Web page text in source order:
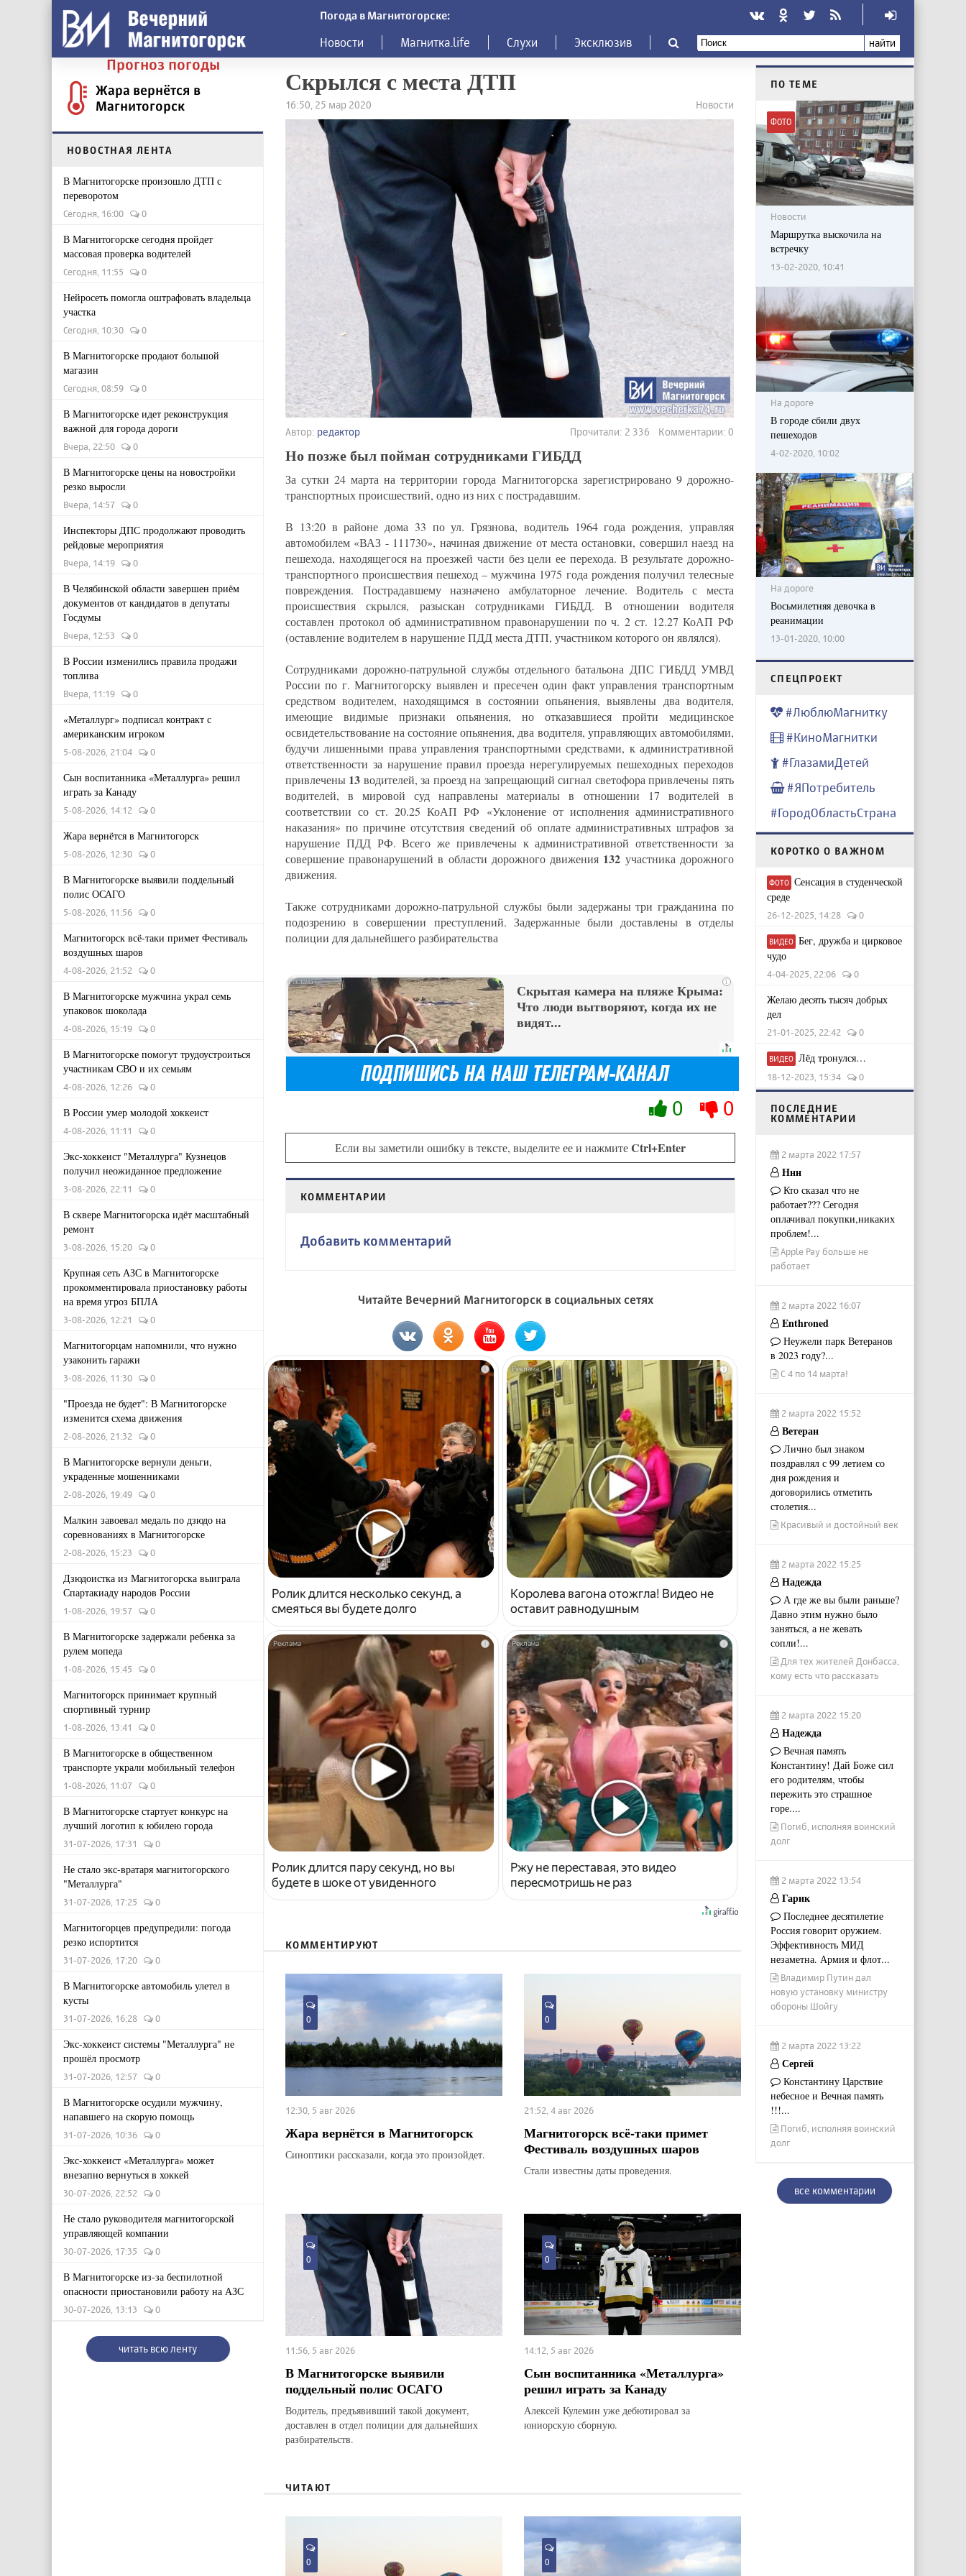
Погода в Магнитогорске:
Новости Магнитка.life Слухи Эксклюзив найти
Прогноз погоды
Жара вернётся в
Магнитогорск
НОВОСТНАЯ ЛЕНТА
В Магнитогорске произошло ДТП с
переворотом
Сегодня, 16:00 0
В Магнитогорске сегодня пройдет
массовая проверка водителей
Сегодня, 11:55 0
Нейросеть помогла оштрафовать владельца
участка
Сегодня, 10:30 0
В Магнитогорске продают большой
магазин
Сегодня, 08:59 0
В Магнитогорске идет реконструкция
важной для города дороги
Вчера, 22:50 0
В Магнитогорске цены на новостройки
резко выросли
Вчера, 14:57 0
Инспекторы ДПС продолжают проводить
рейдовые мероприятия
Вчера, 14:19 0
В Челябинской области завершен приём
документов от кандидатов в депутаты
Госдумы
Вчера, 12:53 0
В России изменились правила продажи
топлива
Вчера, 11:19 0
«Металлург» подписал контракт с
американским игроком
5-08-2026, 21:04 0
Сын воспитанника «Металлурга» решил
играть за Канаду
5-08-2026, 14:12 0
Жара вернётся в Магнитогорск
5-08-2026, 12:30 0
В Магнитогорске выявили поддельный
полис ОСАГО
5-08-2026, 11:56 0
Магнитогорск всё-таки примет Фестиваль
воздушных шаров
4-08-2026, 21:52 0
В Магнитогорске мужчина украл семь
упаковок шоколада
4-08-2026, 15:19 0
В Магнитогорске помогут трудоустроиться
участникам СВО и их семьям
4-08-2026, 12:26 0
В России умер молодой хоккеист
4-08-2026, 11:11 0
Экс-хоккеист "Металлурга" Кузнецов
получил неожиданное предложение
3-08-2026, 22:11 0
В сквере Магнитогорска идёт масштабный
ремонт
3-08-2026, 15:20 0
Крупная сеть АЗС в Магнитогорске
прокомментировала приостановку работы
на время угроз БПЛА
3-08-2026, 12:21 0
Магнитогорцам напомнили, что нужно
узаконить гаражи
3-08-2026, 11:30 0
"Проезда не будет": В Магнитогорске
изменится схема движения
2-08-2026, 21:32 0
В Магнитогорске вернули деньги,
украденные мошенниками
2-08-2026, 19:49 0
Малкин завоевал медаль по дзюдо на
соревнованиях в Магнитогорске
2-08-2026, 15:23 0
Дзюдоистка из Магнитогорска выиграла
Спартакиаду народов России
1-08-2026, 19:57 0
В Магнитогорске задержали ребенка за
рулем мопеда
1-08-2026, 15:45 0
Магнитогорск принимает крупный
спортивный турнир
1-08-2026, 13:41 0
В Магнитогорске в общественном
транспорте украли мобильный телефон
1-08-2026, 11:07 0
В Магнитогорске стартует конкурс на
лучший логотип к юбилею города
31-07-2026, 17:31 0
Не стало экс-вратаря магнитогорского
"Металлурга"
31-07-2026, 17:25 0
Магнитогорцев предупредили: погода
резко испортится
31-07-2026, 17:20 0
В Магнитогорске автомобиль улетел в
кусты
31-07-2026, 16:28 0
Экс-хоккеист системы "Металлурга" не
прошёл просмотр
31-07-2026, 12:57 0
В Магнитогорске осудили мужчину,
напавшего на скорую помощь
31-07-2026, 10:36 0
Экс-хоккеист «Металлурга» может
внезапно вернуться в хоккей
30-07-2026, 22:52 0
Не стало руководителя магнитогорской
управляющей компании
30-07-2026, 17:35 0
В Магнитогорске из-за беспилотной
опасности приостановили работу на АЗС
30-07-2026, 13:13 0
читать всю ленту
Скрылся с места ДТП
16:50, 25 мар 2020 Новости
Автор: редактор Прочитали: 2 336 Комментарии: 0
Но позже был пойман сотрудниками ГИБДД
За сутки 24 марта на территории города Магнитогорска зарегистрировано 9 дорожно-
транспортных происшествий, одно из них с пострадавшим.
В 13:20 в районе дома 33 по ул. Грязнова, водитель 1964 года рождения, управляя
автомобилем «ВАЗ - 111730», начиная движение от места остановки, совершил наезд на
пешехода, находящегося на проезжей части без цели ее перехода. В результате дорожно-
транспортного происшествия пешеход – мужчина 1975 года рождения получил телесные
повреждения. Пострадавшему назначено амбулаторное лечение. Водитель с места
происшествия скрылся, разыскан сотрудниками ГИБДД. В отношении водителя
составлен протокол об административном правонарушении по ч. 2 ст. 12.27 КоАП РФ
(оставление водителем в нарушение ПДД места ДТП, участником которого он являлся).
Сотрудниками дорожно-патрульной службы отдельного батальона ДПС ГИБДД УМВД
России по г. Магнитогорску выявлен и пресечен один факт управления транспортным
средством водителем, находящимся в состоянии опьянения, выявлены два водителя,
имеющие видимые признаки опьянения, но отказавшиеся пройти медицинское
освидетельствование на состояние опьянения, два водителя, управляющих автомобилями,
будучи лишенными права управления транспортными средствами, к административной
ответственности за нарушение правил проезда нерегулируемых пешеходных переходов
привлечены 13 водителей, за проезд на запрещающий сигнал светофора привлечены пять
водителей, в мировой суд направлены материалы в отношении 17 водителей в
соответствии со ст. 20.25 КоАП РФ «Уклонение от исполнения административного
наказания» по причине отсутствия сведений об оплате административных штрафов за
нарушение ПДД РФ. Всего же привлечены к административной ответственности за
совершение правонарушений в области дорожного движения 132 участника дорожного
движения.
Также сотрудниками дорожно-патрульной службы были задержаны три гражданина по
подозрению в совершении преступлений. Задержанные были доставлены в отделы
полиции для дальнейшего разбирательства
i
Скрытая камера на пляже Крыма:
Что люди вытворяют, когда их не
видят...
0 0
Если вы заметили ошибку в тексте, выделите ее и нажмитеCtrl+Enter
КОММЕНТАРИИ
Добавить комментарий
Читайте Вечерний Магнитогорск в социальных сетях
i
Ролик длится несколько секунд, а
смеяться вы будете долго
i
Королева вагона отожгла! Видео не
оставит равнодушным
i
Ролик длится пару секунд, но вы
будете в шоке от увиденного
i
Ржу не переставая, это видео
пересмотришь не раз
КОММЕНТИРУЮТ
0
12:30, 5 авг 2026
Жара вернётся в Магнитогорск
Синоптики рассказали, когда это произойдет.
0
21:52, 4 авг 2026
Магнитогорск всё-таки примет
Фестиваль воздушных шаров
Стали известны даты проведения.
0
11:56, 5 авг 2026
В Магнитогорске выявили
поддельный полис ОСАГО
Водитель, предъявивший такой документ,
доставлен в отдел полиции для дальнейших
разбирательств.
0
14:12, 5 авг 2026
Сын воспитанника «Металлурга»
решил играть за Канаду
Алексей Кулемин уже дебютировал за
юниорскую сборную.
ЧИТАЮТ
0 0
ПО ТЕМЕ
ФОТО
Новости
Маршрутка выскочила на
встречку
13-02-2020, 10:41
На дороге
В городе сбили двух
пешеходов
4-02-2020, 10:02
На дороге
Восьмилетняя девочка в
реанимации
13-01-2020, 10:00
CПЕЦПРОЕКТ
#ЛюблюМагнитку
#КиноМагнитки
#ГлазамиДетей
#ЯПотребитель
#ГородОбластьСтрана
КОРОТКО О ВАЖНОМ
ФОТО Сенсация в студенческой
среде
26-12-2025, 14:28 0
ВИДЕО Бег, дружба и цирковое
чудо
4-04-2025, 22:06 0
Желаю десять тысяч добрых
дел
21-01-2025, 22:42 0
ВИДЕО Лёд тронулся…
18-12-2023, 15:34 0
ПОСЛЕДНИЕ
КОММЕНТАРИИ
2 марта 2022 17:57
Ннн
Кто сказал что не
работает??? Сегодня
оплачивал покупки,никаких
проблем!...
Apple Pay больше не
работает
2 марта 2022 16:07
Enthroned
Неужели парк Ветеранов
в 2023 году?...
С 4 по 14 марта!
2 марта 2022 15:52
Ветеран
Лично был знаком
поздравлял с 99 летием со
дня рождения и
договорились отметить
столетия...
Красивый и достойный век
2 марта 2022 15:25
Надежда
А где же вы были раньше?
Давно этим нужно было
заняться, а не жевать
сопли!...
Для тех жителей Донбасса,
кому есть что рассказать
2 марта 2022 15:20
Надежда
Вечная память
Константину! Дай Боже сил
его родителям, чтобы
пережить это страшное
горе....
Погиб, исполняя воинский
долг
2 марта 2022 13:54
Гарик
Последнее десятилетие
Россия говорит оружием.
Эффективность МИД
незаметна. Армия и флот...
Владимир Путин дал
новую установку министру
обороны Шойгу
2 марта 2022 13:22
Сергей
Константину Царствие
небесное и Вечная память
!!!...
Погиб, исполняя воинский
долг
все комментарии